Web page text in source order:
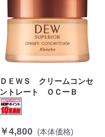
ＤＥＷＳ クリームコンセ
ントレート ＯＣーＢ
￥4,800
(本体価格)